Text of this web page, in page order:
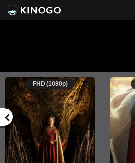
FHD (1080p)